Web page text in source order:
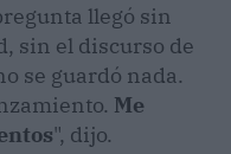
llegó sin
sin el discurso de
se guardó nada.
Me
", dijo.